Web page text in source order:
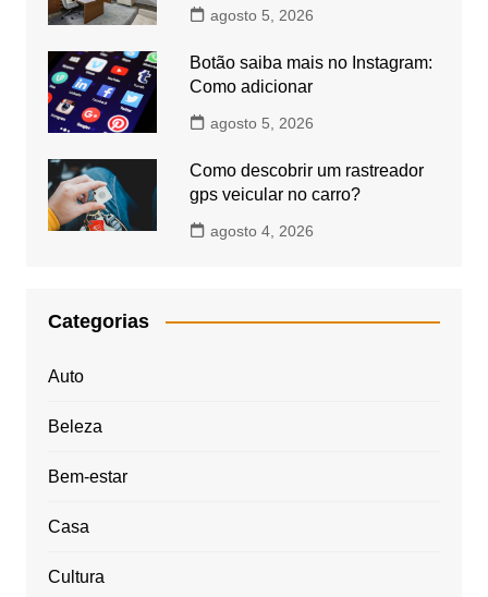
agosto 5, 2026
Botão saiba mais no Instagram:
Como adicionar
agosto 5, 2026
Como descobrir um rastreador
gps veicular no carro?
agosto 4, 2026
Categorias
Auto
Beleza
Bem-estar
Casa
Cultura